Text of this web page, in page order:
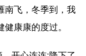
南飞，冬季到，我
康康的度过。